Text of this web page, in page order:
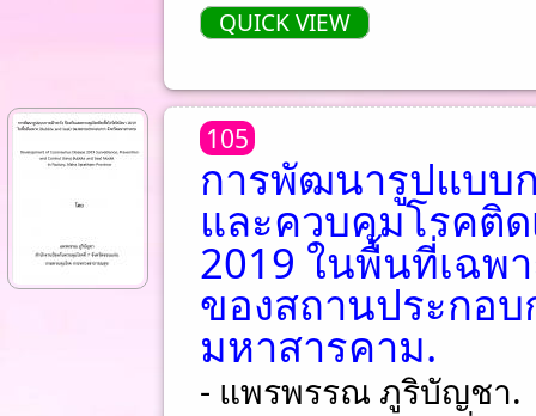
QUICK VIEW
105
การพัฒนารูปแบบ
และควบคุมโรคติ
2019 ในพื้นที่เฉพ
ของสถานประกอบ
มหาสารคาม.
- แพรพรรณ ภูริบัญชา.